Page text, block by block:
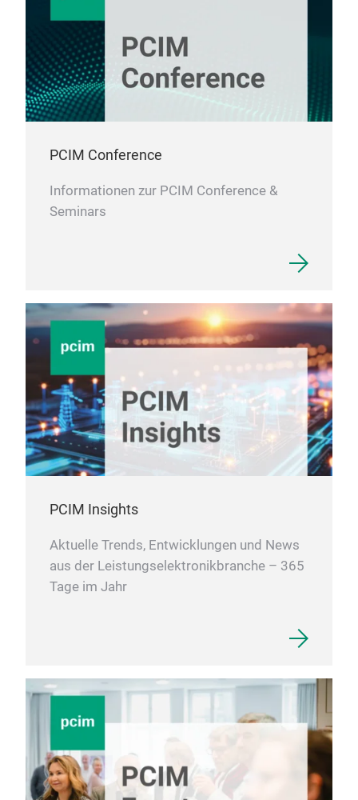
PCIM Conference
Informationen zur PCIM Conference &
Seminars
PCIM Insights
Aktuelle Trends, Entwicklungen und News
aus der Leistungselektronikbranche – 365
Tage im Jahr